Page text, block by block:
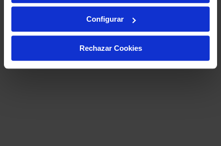
Configurar
Rechazar Cookies